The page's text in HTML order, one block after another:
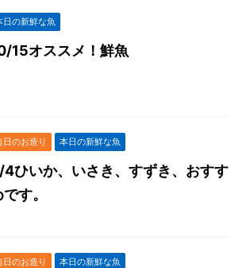
日の新鮮な魚
15オススメ！鮮魚
日のお造り 本日の新鮮な魚
ひいか、いさき、すずき、おすす
す。
日のお造り 本日の新鮮な魚